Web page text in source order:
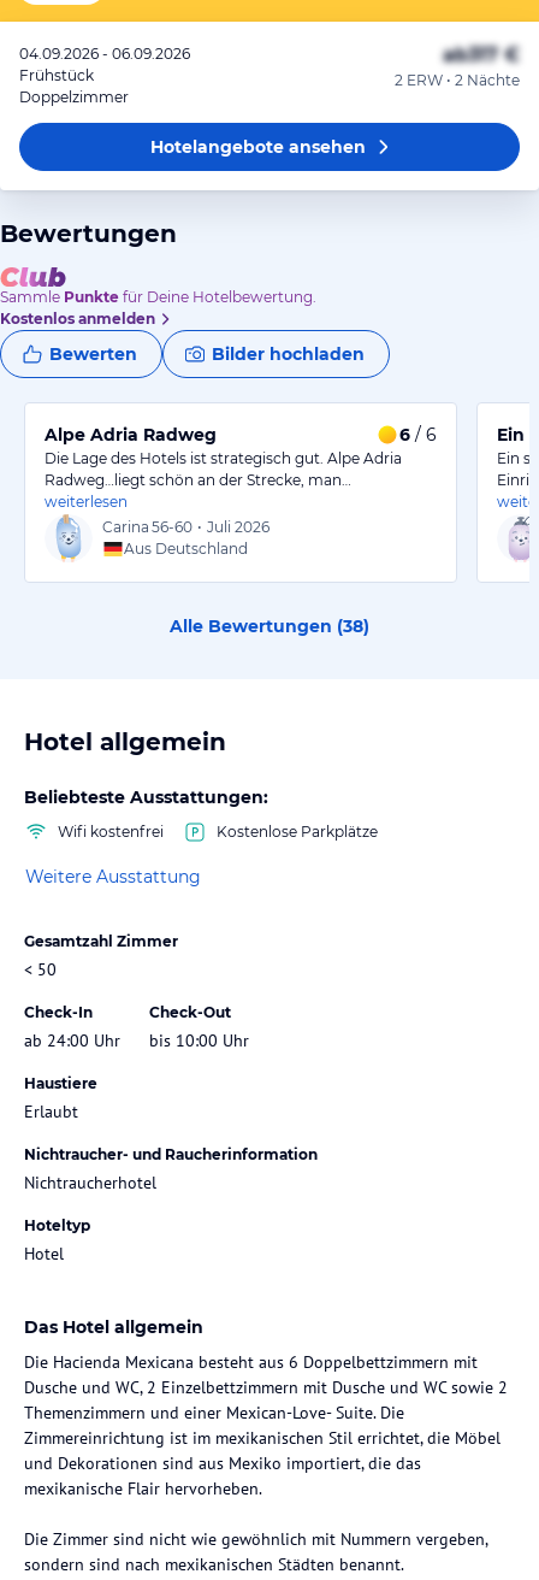
04.09.2026 - 06.09.2026
Frühstück
Doppelzimmer
ab317 €
2 ERW • 2 Nächte
Hotelangeboteansehen
Bewertungen
Sammle Punkte für Deine Hotelbewertung.
Kostenlos anmelden
Bewerten Bilder hochladen
Alpe Adria Radweg 6 / 6
Die Lage des Hotels ist strategisch gut. Alpe Adria
Radweg…liegt schön an der Strecke, man…
weiterlesen
Carina 56-60 • Juli 2026
Aus Deutschland
Ein
Ein
Alle Bewertungen (38)
Hotel allgemein
Beliebteste Ausstattungen:
Wifi kostenfrei Kostenlose Parkplätze
Weitere Ausstattung
Gesamtzahl Zimmer
< 50
Check-In
ab 24:00 Uhr
Check-Out
bis 10:00 Uhr
Haustiere
Erlaubt
Nichtraucher- und Raucherinformation
Nichtraucherhotel
Hoteltyp
Hotel
Das Hotel allgemein
Die Hacienda Mexicana besteht aus 6 Doppelbettzimmern mit
Dusche und WC, 2 Einzelbettzimmern mit Dusche und WC sowie 2
Themenzimmern und einer Mexican-Love- Suite. Die
Zimmereinrichtung ist im mexikanischen Stil errichtet, die Möbel
und Dekorationen sind aus Mexiko importiert, die das
mexikanische Flair hervorheben.
Die Zimmer sind nicht wie gewöhnlich mit Nummern vergeben,
sondern sind nach mexikanischen Städten benannt.